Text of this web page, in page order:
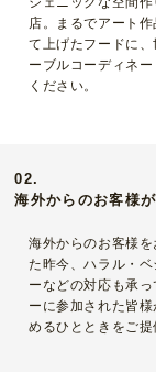
店。まるでアート
て上げたフードに
ーブルコーディネ
ください。
02.
海外からのお客様
海外からのお客様を
た昨今、ハラル・
ーなどの対応も承
ーに参加された皆
めるひとときをご提